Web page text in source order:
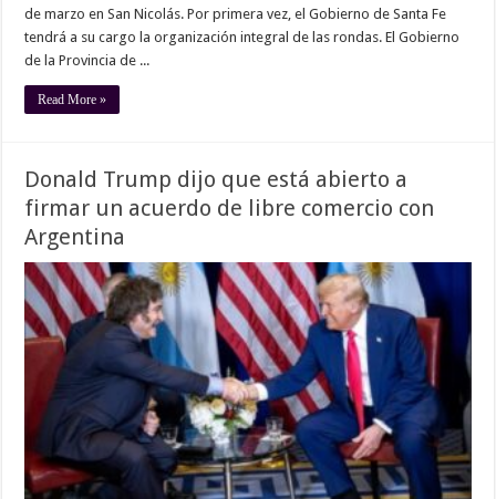
de marzo en San Nicolás. Por primera vez, el Gobierno de Santa Fe
tendrá a su cargo la organización integral de las rondas. El Gobierno
de la Provincia de ...
Read More »
Donald Trump dijo que está abierto a
firmar un acuerdo de libre comercio con
Argentina